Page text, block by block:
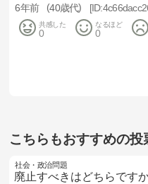
6年前 40歳代
共感した
0
なるほど
0
こちらもおすすめの投
社会・政治問題
廃止すべきはどちらです